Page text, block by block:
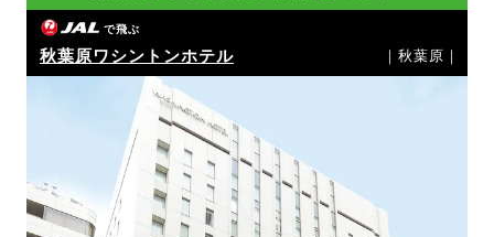
で飛ぶ
秋葉原ワシントンホテル ｜秋葉原｜